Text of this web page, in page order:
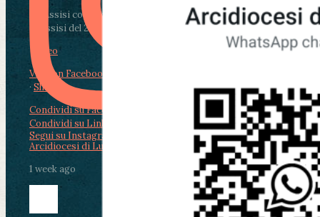
Da Assisi con i giovani per Celebrare il Perdono
di Assisi del 2 Ag...
Video
View on Facebook
· Share
Condividi su Facebook
Condividi su LinkedIn
Condividi via email
Arcidiocesi di Lucca
1 week ago
Segui su Instagram